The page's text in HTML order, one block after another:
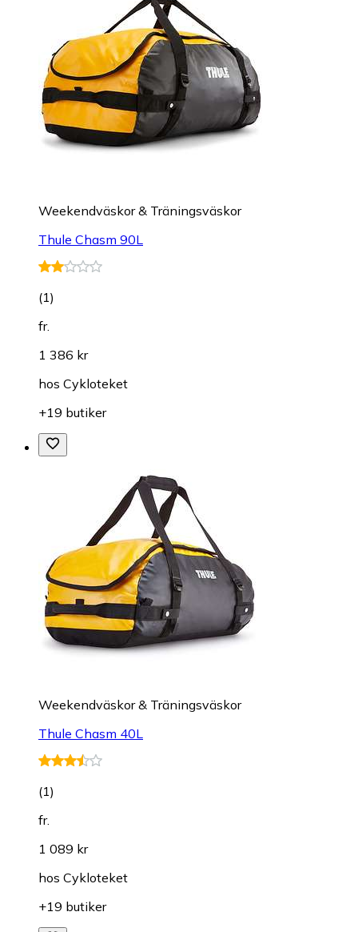
Weekendväskor & Träningsväskor
Thule Chasm 90L
(1)
fr.
1 386 kr
hos Cykloteket
+19 butiker
Weekendväskor & Träningsväskor
Thule Chasm 40L
(1)
fr.
1 089 kr
hos Cykloteket
+19 butiker